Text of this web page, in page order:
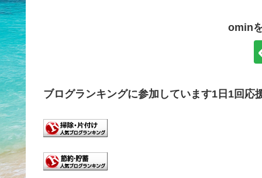
omin
ブログランキングに参加しています1日1回応